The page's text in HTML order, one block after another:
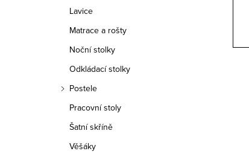
Lavice
Matrace a rošty
Noční stolky
Odkládací stolky
Postele
Pracovní stoly
Šatní skříně
Věšáky